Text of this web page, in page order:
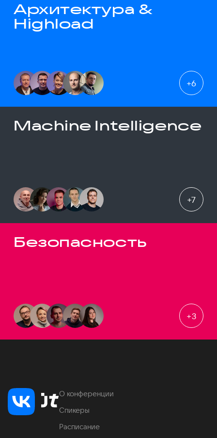
Архитектура &
Highload
+6
Machine Intelligence
+7
Безопасность
+3
О конференции
Спикеры
Расписание